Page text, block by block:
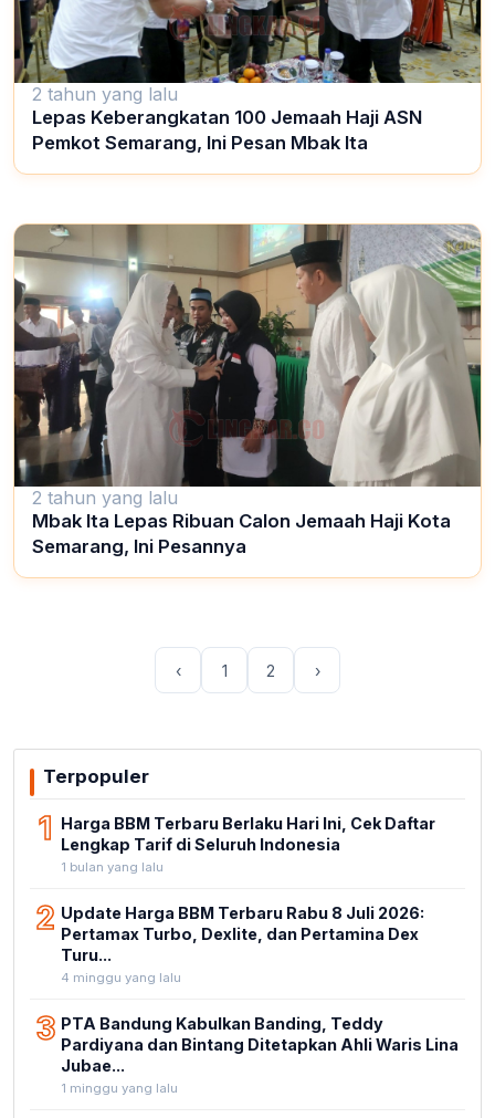
2 tahun yang lalu
Lepas Keberangkatan 100 Jemaah Haji ASN
Pemkot Semarang, Ini Pesan Mbak Ita
2 tahun yang lalu
Mbak Ita Lepas Ribuan Calon Jemaah Haji Kota
Semarang, Ini Pesannya
‹ 1 2 ›
Terpopuler
1 Harga BBM Terbaru Berlaku Hari Ini, Cek Daftar
Lengkap Tarif di Seluruh Indonesia
1 bulan yang lalu
2 Update Harga BBM Terbaru Rabu 8 Juli 2026:
Pertamax Turbo, Dexlite, dan Pertamina Dex
Turu...
4 minggu yang lalu
3 PTA Bandung Kabulkan Banding, Teddy
Pardiyana dan Bintang Ditetapkan Ahli Waris Lina
Jubae...
1 minggu yang lalu